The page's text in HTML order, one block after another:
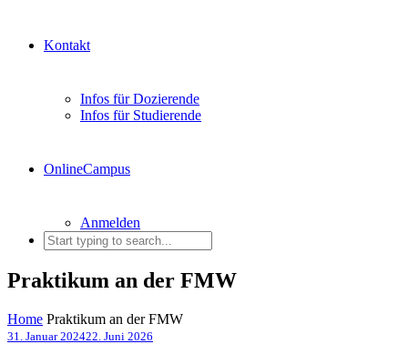
Kontakt
Infos für Dozierende
Infos für Studierende
OnlineCampus
Anmelden
Praktikum an der FMW
Home Praktikum an der FMW
31. Januar 202422. Juni 2026